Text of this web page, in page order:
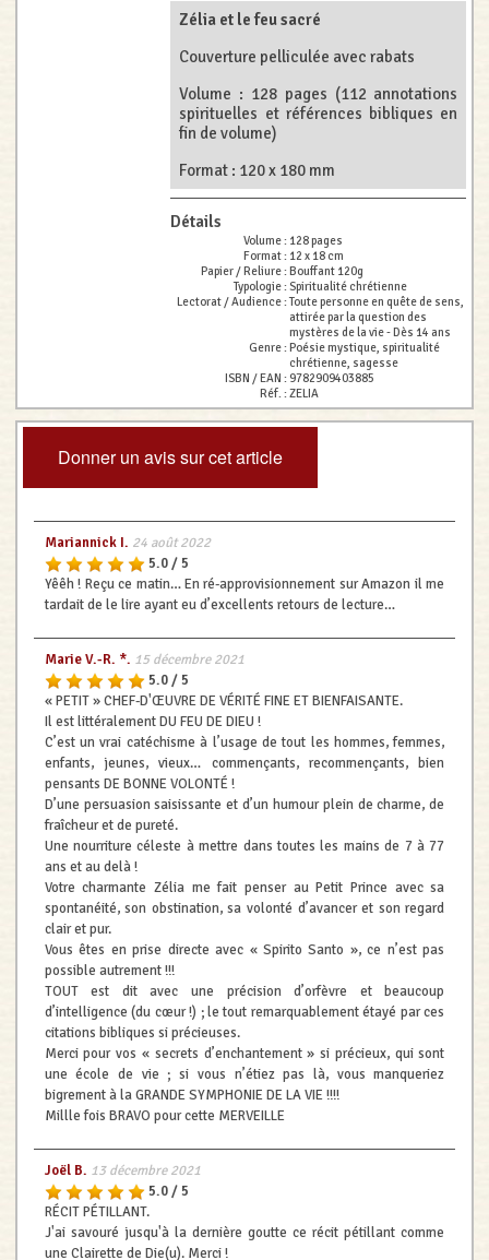
Zélia et le feu sacré
Couverture pelliculée avec rabats
Volume : 128 pages (112 annotations
spirituelles et références bibliques en
fin de volume)
Format : 120 x 180 mm
Détails
Volume : 128 pages
Format : 12 x 18 cm
Papier / Reliure : Bouffant 120g
Typologie :Spiritualité chrétienne
Lectorat / Audience :Toute personne en quête de sens,
attirée par la question des
mystères de la vie - Dès 14 ans
Genre : Poésie mystique, spiritualité
chrétienne, sagesse
ISBN / EAN :9782909403885
Réf. :ZELIA
Donner un avis sur cet article
Mariannick I. 24 août 2022
5.0 / 5
Yêêh ! Reçu ce matin… En ré-approvisionnement sur Amazon il me
tardait de le lire ayant eu d’excellents retours de lecture…
Marie V.-R. *. 15 décembre 2021
5.0 / 5
« PETIT » CHEF-D'ŒUVRE DE VÉRITÉ FINE ET BIENFAISANTE.
Il est littéralement DU FEU DE DIEU !
C’est un vrai catéchisme à l’usage de tout les hommes, femmes,
enfants, jeunes, vieux… commençants, recommençants, bien
pensants DE BONNE VOLONTÉ !
D’une persuasion saisissante et d’un humour plein de charme, de
fraîcheur et de pureté.
Une nourriture céleste à mettre dans toutes les mains de 7 à 77
ans et au delà !
Votre charmante Zélia me fait penser au Petit Prince avec sa
spontanéité, son obstination, sa volonté d’avancer et son regard
clair et pur.
Vous êtes en prise directe avec « Spirito Santo », ce n’est pas
possible autrement !!!
TOUT est dit avec une précision d’orfèvre et beaucoup
d’intelligence (du cœur !) ; le tout remarquablement étayé par ces
citations bibliques si précieuses.
Merci pour vos « secrets d’enchantement » si précieux, qui sont
une école de vie ; si vous n’étiez pas là, vous manqueriez
bigrement à la GRANDE SYMPHONIE DE LA VIE !!!!
Millle fois BRAVO pour cette MERVEILLE
Joël B. 13 décembre 2021
5.0 / 5
RÉCIT PÉTILLANT.
J'ai savouré jusqu'à la dernière goutte ce récit pétillant comme
une Clairette de Die(u). Merci !